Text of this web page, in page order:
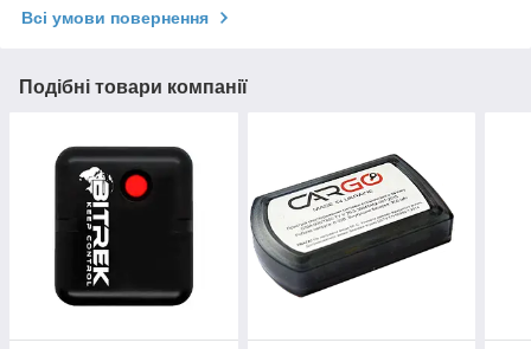
Всі умови повернення
Подібні товари компанії